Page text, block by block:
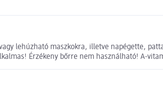
lehúzható maszkokra, illetve napégette,
Érzékeny bőrre nem használható! A-